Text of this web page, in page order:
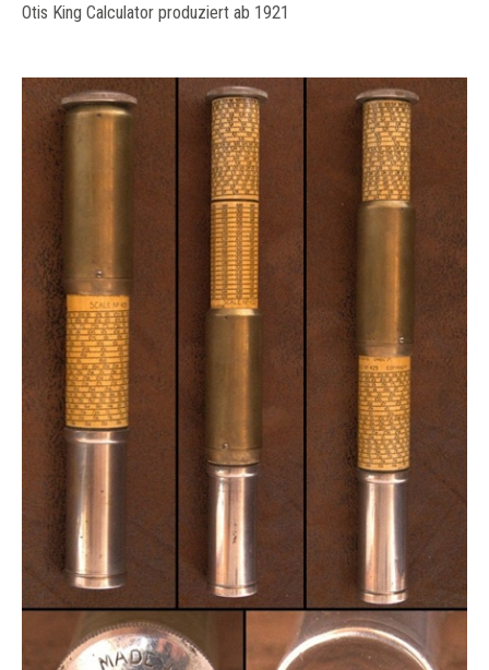
Otis King Calculator produziert ab 1921